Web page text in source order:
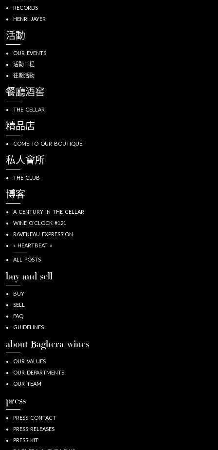
RECORDS
HENRI JAYER
活動
OUR EVENTS
活動日程
往期活動
餐廳酒窖
THE CELLAR
精品店
COME TO OUR BOUTIQUE
私人會所
THE CLUB
博客
A CENTURY IN THE CELLAR
WINE O’CLOCK #121
RAVENEAU EXPRESSION
« HEARTBEAT »
ALL POSTS
buy and sell
BUY
SELL
FAQ
GUIDELINES
about Baghera/wines
OUR VALUES
OUR DEPARTMENTS
OUR TEAM
press
PRESS CONTACT
PRESS RELEASES
PRESS KIT